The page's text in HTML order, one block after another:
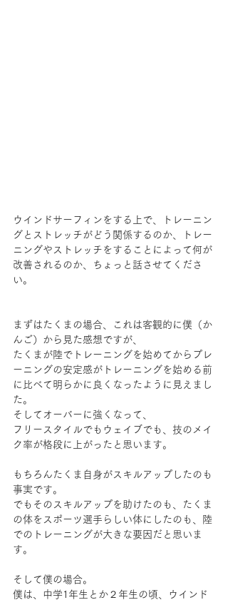
ウインドサーフィンをする上で、トレーニン
グとストレッチがどう関係するのか、トレー
ニングやストレッチをすることによって何が
改善されるのか、ちょっと話させてくださ
い。
まずはたくまの場合、これは客観的に僕（か
んご）から見た感想ですが、
たくまが陸でトレーニングを始めてからプレ
ーニングの安定感がトレーニングを始める前
に比べて明らかに良くなったように見えまし
た。
そしてオーバーに強くなって、
フリースタイルでもウェイブでも、技のメイ
ク率が格段に上がったと思います。
もちろんたくま自身がスキルアップしたのも
事実です。
でもそのスキルアップを助けたのも、たくま
の体をスポーツ選手らしい体にしたのも、陸
でのトレーニングが大きな要因だと思いま
す。
そして僕の場合。
僕は、中学1年生とか２年生の頃、ウインド